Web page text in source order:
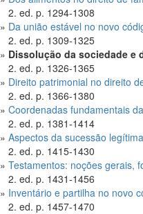
2. ed. p. 1294-1308
» Da união estável no novo
2. ed. p. 1309-1325
» Dissolução da sociedade e
2. ed. p. 1326-1365
» Direito patrimonial no direito
2. ed. p. 1366-1380
»Coordenadas fundamentais
2. ed. p. 1381-1414
»Aspectos da sucessão legítima
2. ed. p. 1415-1430
»Testamentos: noções gerais,
2. ed. p. 1431-1456
» Inventário e partilha no novo
2. ed. p. 1457-1470